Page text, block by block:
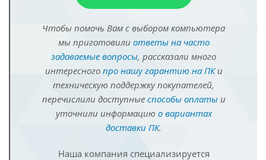
Чтобы помочь Вам с выбором компьютера
мы приготовили ответы на часто
задаваемые вопросы, рассказали много
интересного про нашу гарантию на ПКи
техническую поддержку покупателей,
перечислили доступные способы оплатыи
уточнили информацию о вариантах
доставки ПК.
Наша компания специализируется